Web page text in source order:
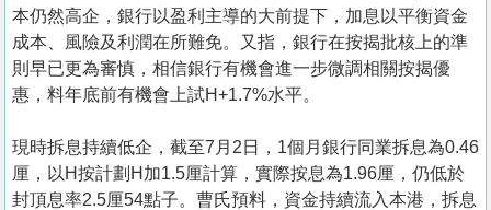
本仍然高企，銀行以盈利主導的大前提下，加息以平衡資金
成本、風險及利潤在所難免。又指，銀行在按揭批核上的準
則早已更為審慎，相信銀行有機會進一步微調相關按揭優
惠，料年底前有機會上試H+1.7%水平。
現時拆息持續低企，截至7月2日，1個月銀行同業拆息為0.46
厘，以H按計劃H加1.5厘計算，實際按息為1.96厘，仍低於
封頂息率2.5厘54點子。曹氏預料，資金持續流入本港，拆息